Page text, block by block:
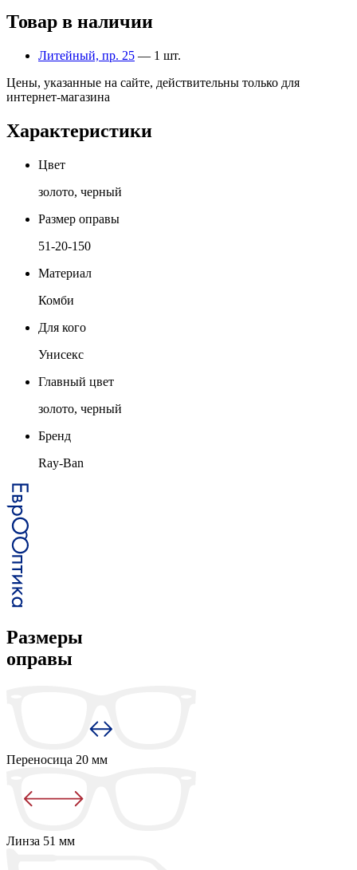
Товар в наличии
Литейный, пр. 25 — 1 шт.
Цены, указанные на сайте, действительны только для
интернет-магазина
Характеристики
Цвет
золото, черный
Размер оправы
51-20-150
Материал
Комби
Для кого
Унисекс
Главный цвет
золото, черный
Бренд
Ray-Ban
Размеры
оправы
Переносица 20 мм
Линза 51 мм